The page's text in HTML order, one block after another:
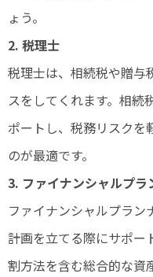
ょう。
2. 税理士
税理士は、相続税や贈与
スをしてくれます。相続
ポートし、税務リスクを
のが最適です。
3. ファイナンシャルプラ
ファイナンシャルプラ
計画を立てる際にサポー
割方法を含む総合的な資